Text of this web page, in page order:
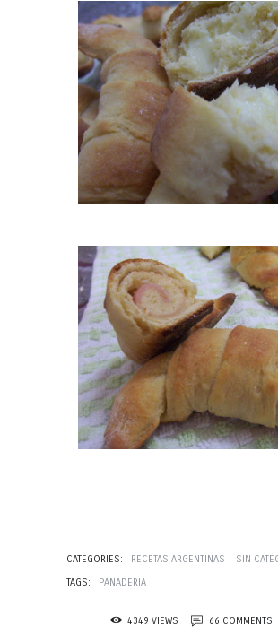
CATEGORIES: RECETAS ARGENTINAS
SIN
TAGS:
PANADERIA
4349 VIEWS 66 COMMENTS